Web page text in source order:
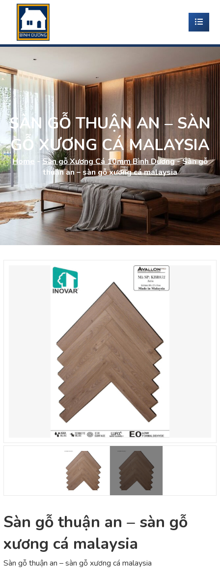
SÀN GỖ THUẬN AN – SÀN
GỖ XƯƠNG CÁ MALAYSIA
Home -Sàn gỗ Xương Cá 10mm Bình Dương-Sàn gỗ
thuận an – sàn gỗ xương cá malaysia
Sàn gỗ thuận an – sàn gỗ
xương cá malaysia
Sàn gỗ thuận an – sàn gỗ xương cá malaysia